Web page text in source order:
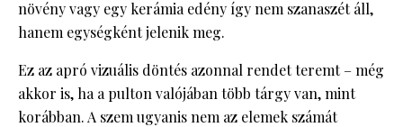
növény vagy egy kerámia edény így nem szanaszét áll,
hanem egységként jelenik meg.
Ez az apró vizuális döntés azonnal rendet teremt – még
akkor is, ha a pulton valójában több tárgy van, mint
korábban. A szem ugyanis nem az elemek számát